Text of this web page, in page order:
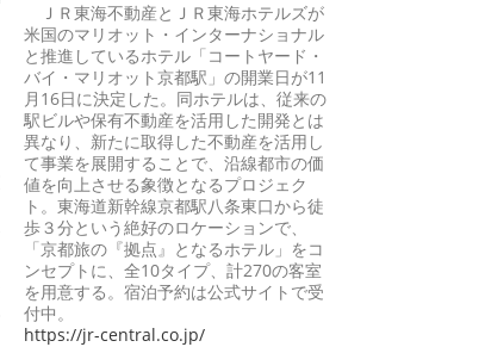
ＪＲ東海不動産とＪＲ東海ホテルズが
米国のマリオット・インターナショナル
と推進しているホテル「コートヤード・
バイ・マリオット京都駅」の開業日が11
月16日に決定した。同ホテルは、従来の
駅ビルや保有不動産を活用した開発とは
異なり、新たに取得した不動産を活用し
て事業を展開することで、沿線都市の価
値を向上させる象徴となるプロジェク
ト。東海道新幹線京都駅八条東口から徒
歩３分という絶好のロケーションで、
「京都旅の『拠点』となるホテル」をコ
ンセプトに、全10タイプ、計270の客室
を用意する。宿泊予約は公式サイトで受
付中。
https://jr-central.co.jp/